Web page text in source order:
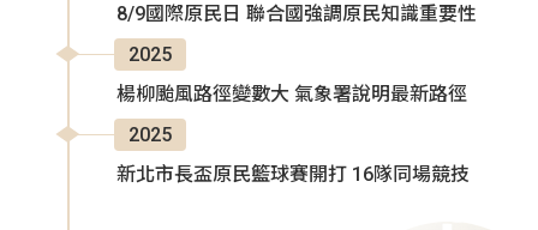
8/9國際原民日 聯合國強調原民知識重要性
2025
楊柳颱風路徑變數大 氣象署說明最新路徑
2025
新北市長盃原民籃球賽開打 16隊同場競技